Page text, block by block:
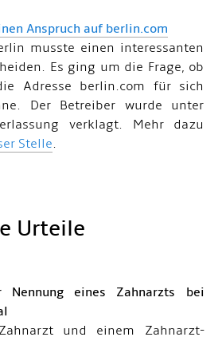
Anspruch auf berlin.com
musste einen interessanten
Es ging um die Frage, ob
Adresse berlin.com für sich
Der Betreiber wurde unter
verklagt. Mehr dazu
Stelle.
Urteile
Nennung eines Zahnarzts bei
und einem Zahnarzt-